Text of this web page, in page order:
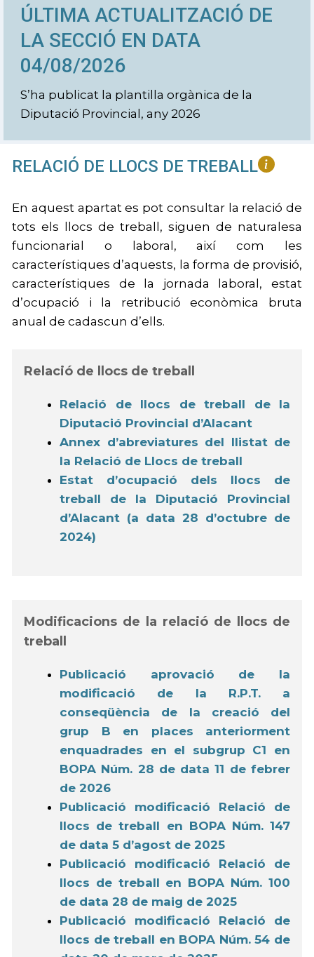
ÚLTIMA ACTUALITZACIÓ DE
LA SECCIÓ EN DATA
04/08/2026
S’ha publicat la plantilla orgànica de la
Diputació Provincial, any 2026
RELACIÓ DE LLOCS DE TREBALL
En aquest apartat es pot consultar la relació de
tots els llocs de treball, siguen de naturalesa
funcionarial o laboral, així com les
característiques d’aquests, la forma de provisió,
característiques de la jornada laboral, estat
d’ocupació i la retribució econòmica bruta
anual de cadascun d’ells.
Relació de llocs de treball
Relació de llocs de treball de la
Diputació Provincial d’Alacant
Annex d’abreviatures del llistat de
la Relació de Llocs de treball
Estat d’ocupació dels llocs de
treball de la Diputació Provincial
d’Alacant (a data 28 d’octubre de
2024)
Modificacions de la relació de llocs de
treball
Publicació aprovació de la
modificació de la R.P.T. a
conseqüència de la creació del
grup B en places anteriorment
enquadrades en el subgrup C1 en
BOPA Núm. 28 de data 11 de febrer
de 2026
Publicació modificació Relació de
llocs de treball en BOPA Núm. 147
de data 5 d’agost de 2025
Publicació modificació Relació de
llocs de treball en BOPA Núm. 100
de data 28 de maig de 2025
Publicació modificació Relació de
llocs de treball en BOPA Núm. 54 de